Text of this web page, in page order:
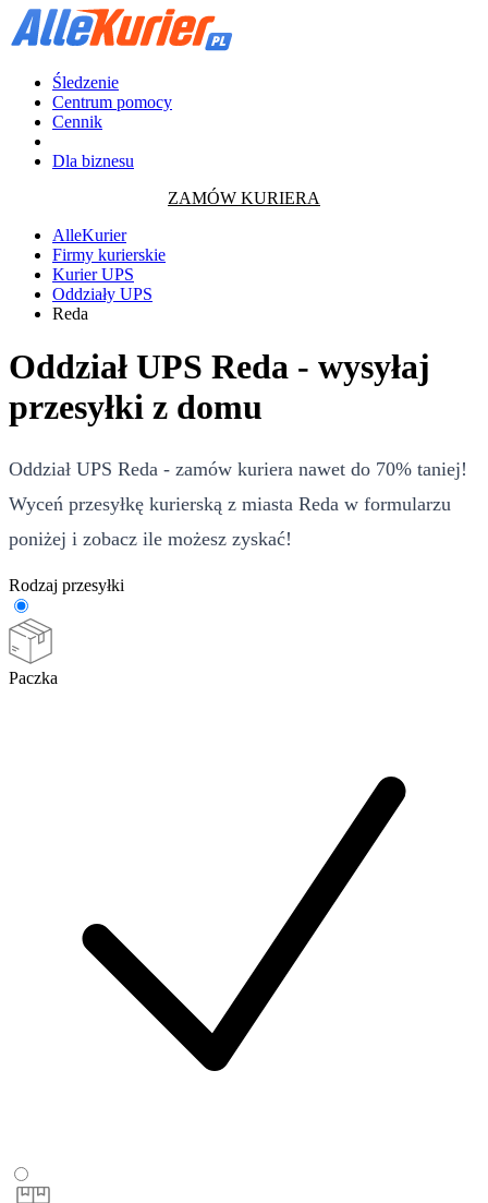
Śledzenie
Centrum pomocy
Cennik
Dla biznesu
ZAMÓW KURIERA
AlleKurier
Firmy kurierskie
Kurier UPS
Oddziały UPS
Reda
Oddział UPS Reda - wysyłaj
przesyłki z domu
Oddział UPS Reda - zamów kuriera nawet do 70% taniej!
Wyceń przesyłkę kurierską z miasta Reda w formularzu
poniżej i zobacz ile możesz zyskać!
Rodzaj przesyłki
Paczka